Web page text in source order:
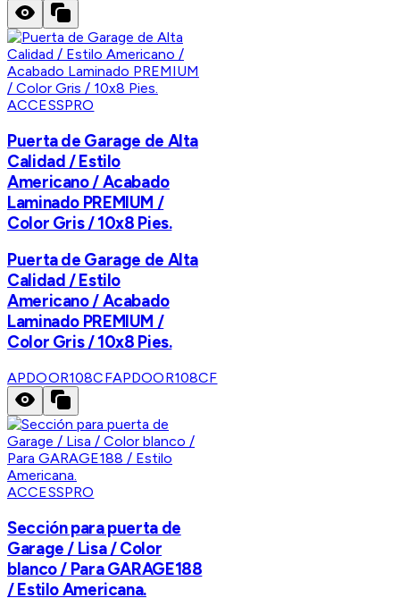
ACCESSPRO
Puerta de Garage de Alta
Calidad / Estilo
Americano / Acabado
Laminado PREMIUM /
Color Gris / 10x8 Pies.
Puerta de Garage de Alta
Calidad / Estilo
Americano / Acabado
Laminado PREMIUM /
Color Gris / 10x8 Pies.
APDOOR108CFAPDOOR108CF
ACCESSPRO
Sección para puerta de
Garage / Lisa / Color
blanco / Para GARAGE188
/ Estilo Americana.